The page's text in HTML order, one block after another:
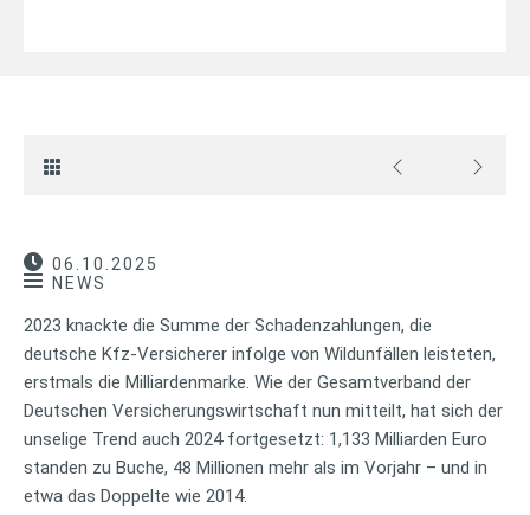
06.10.2025
NEWS
2023 knackte die Summe der Schadenzahlungen, die
deutsche Kfz-Versicherer infolge von Wildunfällen leisteten,
erstmals die Milliardenmarke. Wie der Gesamtverband der
Deutschen Versicherungswirtschaft nun mitteilt, hat sich der
unselige Trend auch 2024 fortgesetzt: 1,133 Milliarden Euro
standen zu Buche, 48 Millionen mehr als im Vorjahr – und in
etwa das Doppelte wie 2014.